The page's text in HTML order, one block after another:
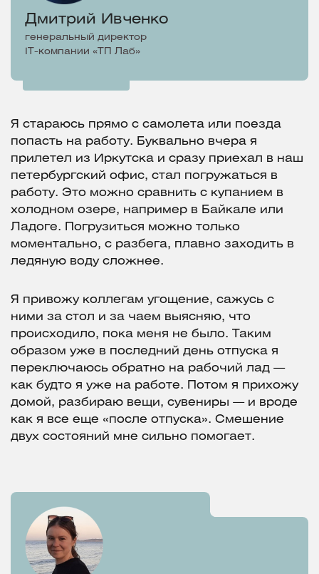
Дмитрий Ивченко
генеральный директор
IT-компании «ТП Лаб»
Я стараюсь прямо с самолета или поезда
попасть на работу. Буквально вчера я
прилетел из Иркутска и сразу приехал в наш
петербургский офис, стал погружаться в
работу. Это можно сравнить с купанием в
холодном озере, например в Байкале или
Ладоге. Погрузиться можно только
моментально, с разбега, плавно заходить в
ледяную воду сложнее.
Я привожу коллегам угощение, сажусь с
ними за стол и за чаем выясняю, что
происходило, пока меня не было. Таким
образом уже в последний день отпуска я
переключаюсь обратно на рабочий лад —
как будто я уже на работе. Потом я прихожу
домой, разбираю вещи, сувениры — и вроде
как я все еще «после отпуска». Смешение
двух состояний мне сильно помогает.